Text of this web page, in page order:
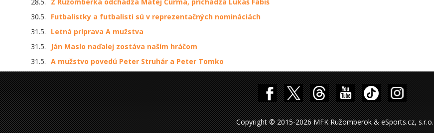
30.5.
Futbalistky a futbalisti sú v reprezentačných nomináciách
31.5.
Letná príprava A mužstva
31.5.
Ján Maslo naďalej zostáva naším hráčom
31.5. A mužstvo povedú Peter Struhár a Peter Tomko
Copyright © 2015-2026 MFK Ružomberok & eSports.cz, s.r.o.